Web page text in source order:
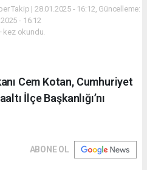
Takip | 28.01.2025 - 16:12, Güncelleme:
- 16:12
kez okundu.
Cem Kotan, Cumhuriyet
İlçe Başkanlığı’nı
ABONE OL